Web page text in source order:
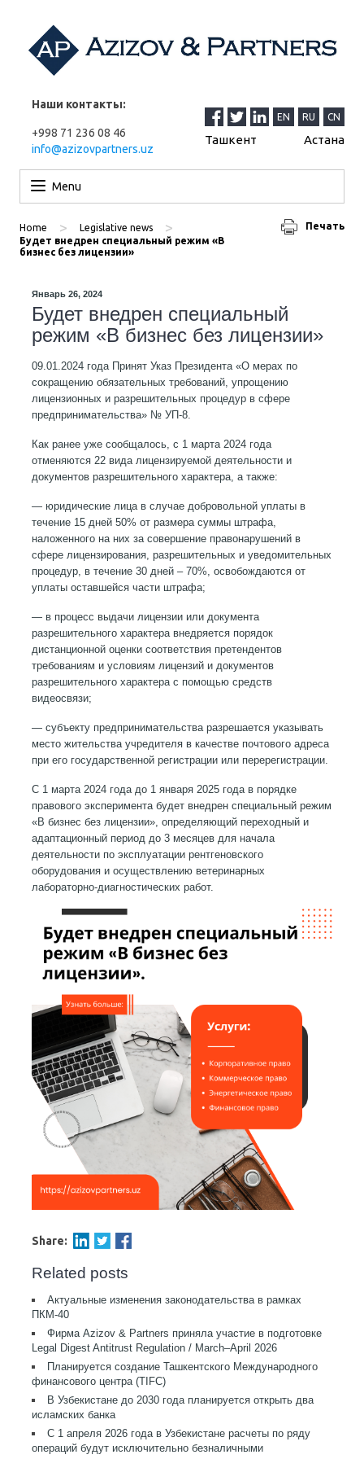
Наши контакты:
+998 71 236 08 46
info@azizovpartners.uz
EN RU CN
Ташкент Астана
Menu
Печать
Home > Legislative news >
Будет внедрен специальный режим «В
бизнес без лицензии»
Январь 26, 2024
Будет внедрен специальный
режим «В бизнес без лицензии»
09.01.2024 года Принят Указ Президента «О мерах по
сокращению обязательных требований, упрощению
лицензионных и разрешительных процедур в сфере
предпринимательства» № УП-8.
Как ранее уже сообщалось, с 1 марта 2024 года
отменяются 22 вида лицензируемой деятельности и
документов разрешительного характера, а также:
— юридические лица в случае добровольной уплаты в
течение 15 дней 50% от размера суммы штрафа,
наложенного на них за совершение правонарушений в
сфере лицензирования, разрешительных и уведомительных
процедур, в течение 30 дней – 70%, освобождаются от
уплаты оставшейся части штрафа;
— в процесс выдачи лицензии или документа
разрешительного характера внедряется порядок
дистанционной оценки соответствия претендентов
требованиям и условиям лицензий и документов
разрешительного характера с помощью средств
видеосвязи;
— субъекту предпринимательства разрешается указывать
место жительства учредителя в качестве почтового адреса
при его государственной регистрации или перерегистрации.
С 1 марта 2024 года до 1 января 2025 года в порядке
правового эксперимента будет внедрен специальный режим
«В бизнес без лицензии», определяющий переходный и
адаптационный период до 3 месяцев для начала
деятельности по эксплуатации рентгеновского
оборудования и осуществлению ветеринарных
лабораторно-диагностических работ.
Share:
Related posts
Актуальные изменения законодательства в рамках
ПКМ-40
Фирма Azizov & Partners приняла участие в подготовке
Legal Digest Antitrust Regulation / March–April 2026
Планируется создание Ташкентского Международного
финансового центра (TIFC)
В Узбекистане до 2030 года планируется открыть два
исламских банка
С 1 апреля 2026 года в Узбекистане расчеты по ряду
операций будут исключительно безналичными